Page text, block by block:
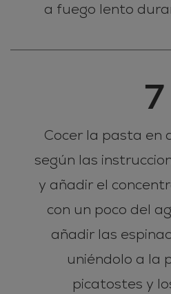
a fuego lento
7
Cocer la pasta en
según las
y añadir el
con un poco del
añadir las
uniéndolo a la
picatostes y